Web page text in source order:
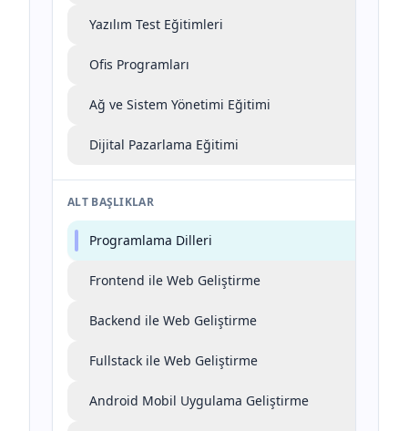
Yazılım Test Eğitimleri
Ofis Programları
Ağ ve Sistem Yönetimi Eğitimi
Dijital Pazarlama Eğitimi
ALT BAŞLIKLAR
Programlama Dilleri
Frontend ile Web Geliştirme
Backend ile Web Geliştirme
Fullstack ile Web Geliştirme
Android Mobil Uygulama Geliştirme